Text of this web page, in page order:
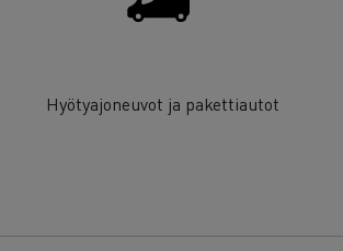
Hyötyajoneuvot ja pakettiautot